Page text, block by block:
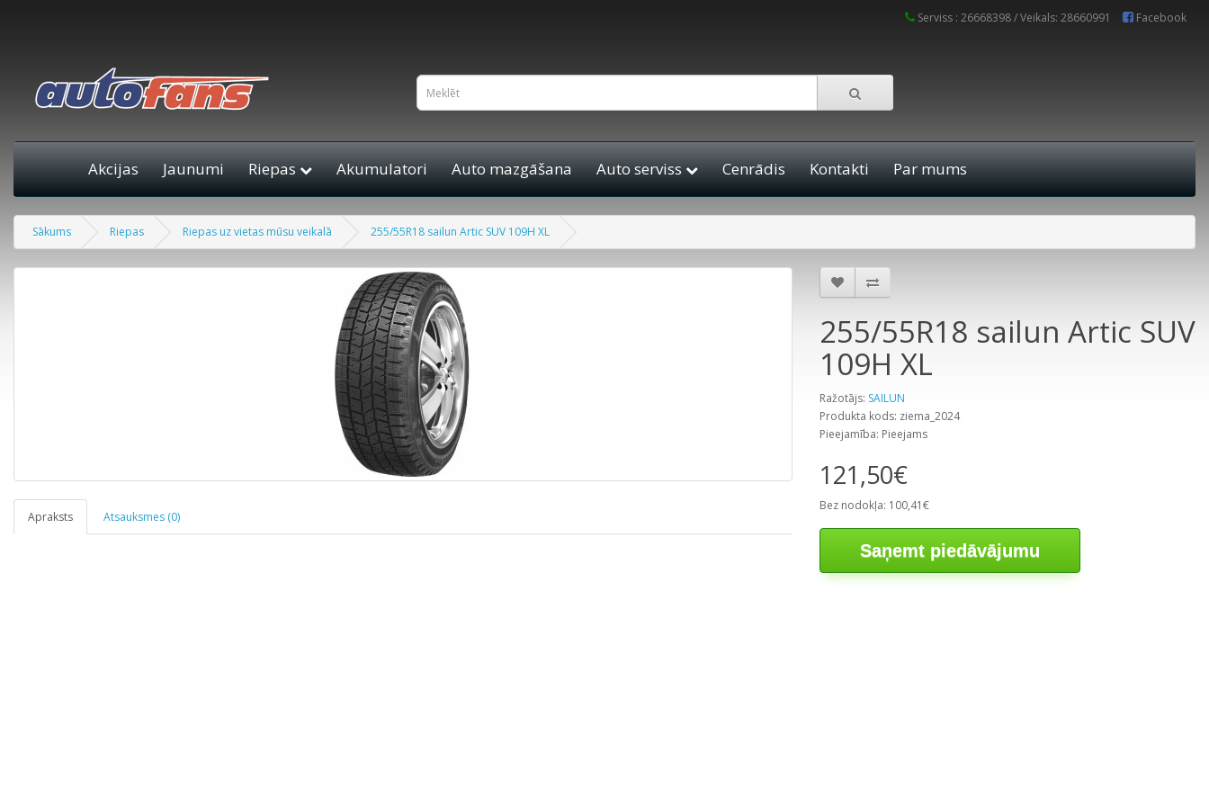
Serviss : 26668398 / Veikals: 28660991 Facebook
Akcijas Jaunumi Riepas Akumulatori Auto mazgāšana Auto serviss Cenrādis Kontakti Par mums
Sākums Riepas Riepas uz vietas mūsu veikalā 255/55R18 sailun Artic SUV 109H XL
Apraksts Atsauksmes (0)
255/55R18 sailun Artic SUV
109H XL
Ražotājs: SAILUN
Produkta kods: ziema_2024
Pieejamība: Pieejams
121,50€
Bez nodokļa: 100,41€
Saņemt piedāvājumu